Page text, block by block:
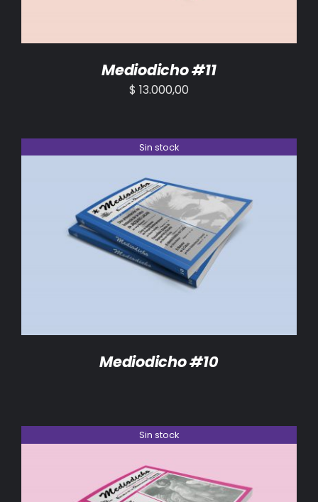
Mediodicho #11
$ 13.000,00
Sin stock
DETALLES
Mediodicho #10
Sin stock